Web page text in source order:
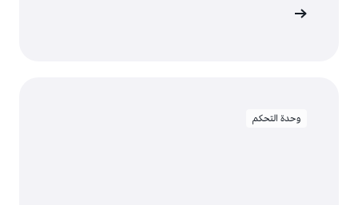
وحدة التحكم